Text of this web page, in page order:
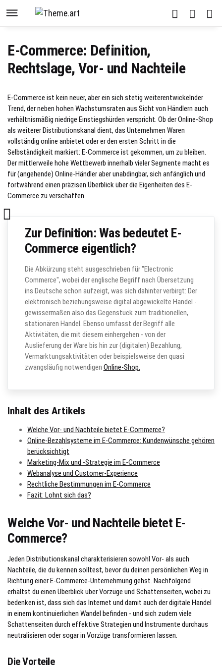
E-Commerce: Definition,
Rechtslage, Vor- und Nachteile
E-Commerce ist kein neuer, aber ein sich stetig weiterentwickelnder
Trend, der neben hohen Wachstumsraten aus Sicht von Händlern auch
verhältnismäßig niedrige Einstiegshürden verspricht. Ob der Online-Shop
als weiterer Distributionskanal dient, das Unternehmen Waren
vollständig online anbietet oder er den ersten Schritt in die
Selbständigkeit markiert: E-Commerce ist gekommen, um zu bleiben.
Der mittlerweile hohe Wettbewerb innerhalb vieler Segmente macht es
für (angehende) Online-Händler aber unabdingbar, sich anfänglich und
fortwährend einen präzisen Überblick über die Eigenheiten des E-
Commerce zu verschaffen.

Zur Definition: Was bedeutet E-
Commerce eigentlich?
Die Abkürzung steht ausgeschrieben für "Electronic
Commerce", wobei der englische Begriff nach Übersetzung
ins Deutsche schon aufzeigt, was sich dahinter verbirgt: Der
elektronisch beziehungsweise digital abgewickelte Handel -
gewissermaßen also das Gegenstück zum traditionellen,
stationären Handel. Ebenso umfasst der Begriff alle
Aktivitäten, die mit diesem einhergehen - von der
Auslieferung der Ware bis hin zur (digitalen) Bezahlung,
Vermarktungsaktivitäten oder beispielsweise den quasi
zwangsläufig notwendigen Online-Shop.
Inhalt des Artikels
Welche Vor- und Nachteile bietet E-Commerce?
Online-Bezahlsysteme im E-Commerce: Kundenwünsche gehören
berücksichtigt
Marketing-Mix und -Strategie im E-Commerce
Webanalyse und Customer-Experience
Rechtliche Bestimmungen im E-Commerce
Fazit: Lohnt sich das?
Welche Vor- und Nachteile bietet E-
Commerce?
Jeden Distributionskanal charakterisieren sowohl Vor- als auch
Nachteile, die du kennen solltest, bevor du deinen persönlichen Weg in
Richtung einer E-Commerce-Unternehmung gehst. Nachfolgend
erhältst du einen Überblick über Vorzüge und Schattenseiten, wobei zu
bedenken ist, dass sich das Internet und damit auch der digitale Handel
in einem kontinuierlichen Wandel befinden - und sich zudem viele
Schattenseiten durch effektive Strategien und Instrumente durchaus
neutralisieren oder sogar in Vorzüge transformieren lassen.
Die Vorteile